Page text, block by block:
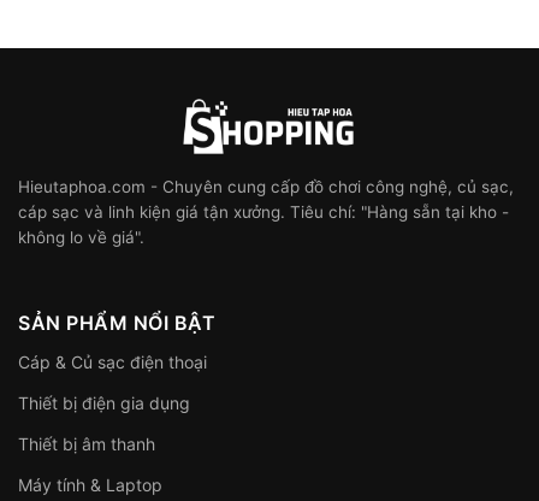
Hieutaphoa.com - Chuyên cung cấp đồ chơi công nghệ, củ sạc,
cáp sạc và linh kiện giá tận xưởng. Tiêu chí: "Hàng sẵn tại kho -
không lo về giá".
SẢN PHẨM NỔI BẬT
Cáp & Củ sạc điện thoại
Thiết bị điện gia dụng
Thiết bị âm thanh
Máy tính & Laptop